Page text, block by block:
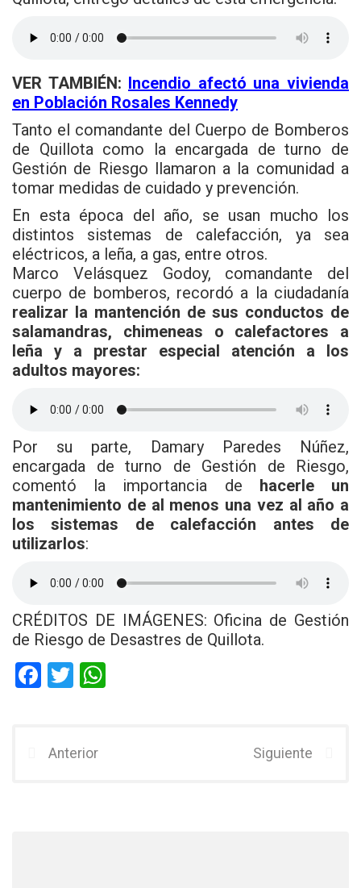
VER TAMBIÉN: Incendio afectó una vivienda
en Población Rosales Kennedy
Tanto el comandante del Cuerpo de Bomberos
de Quillota como la encargada de turno de
Gestión de Riesgo llamaron a la comunidad a
tomar medidas de cuidado y prevención.
En esta época del año, se usan mucho los
distintos sistemas de calefacción, ya sea
eléctricos, a leña, a gas, entre otros.
Marco Velásquez Godoy, comandante del
cuerpo de bomberos, recordó a la ciudadanía
realizar la mantención de sus conductos de
salamandras, chimeneas o calefactores a
leña
y a prestar especial atención a los
adultos mayores:
Por su parte, Damary Paredes Núñez,
encargada de turno de Gestión de Riesgo,
comentó la importancia de hacerle un
mantenimiento de al menos una vez al año a
los sistemas de calefacción antes de
utilizarlos:
CRÉDITOS DE IMÁGENES: Oficina de Gestión
de Riesgo de Desastres de Quillota.
F
b
T
er
Anterior Siguiente